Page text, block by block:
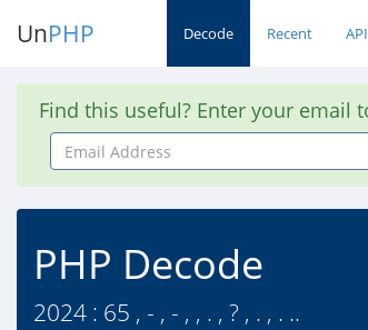
UnPHP Decode Recent API
Find this useful? Enter your email
Email
Address
PHP Decode
2024 : 65 , - , - , , . , ? , . , . ..